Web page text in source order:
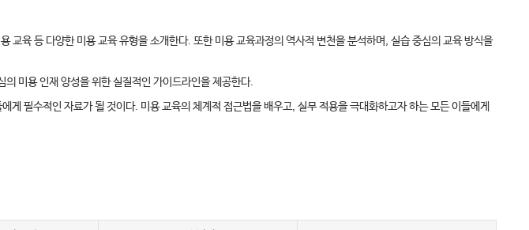
육 등 다양한 미용 교육 유형을 소개한다. 또한 미용 교육과정의 역사적 변천을 분석하며, 실습 중심의 교육 방식을
미용 인재 양성을 위한 실질적인 가이드라인을 제공한다.
필수적인 자료가 될 것이다. 미용 교육의 체계적 접근법을 배우고, 실무 적용을 극대화하고자 하는 모든 이들에게